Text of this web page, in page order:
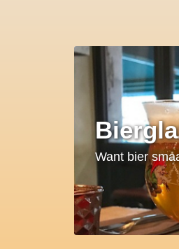
Want bier